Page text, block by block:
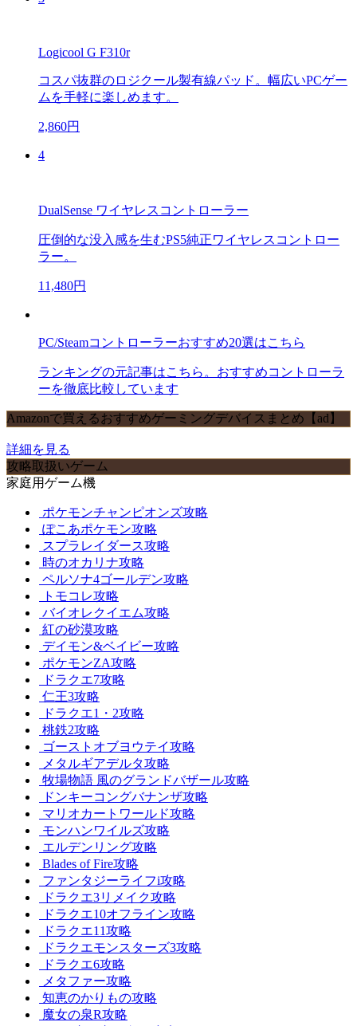
Logicool G F310r
コスパ抜群のロジクール製有線パッド。幅広いPCゲー
ムを手軽に楽しめます。
2,860円
4
DualSense ワイヤレスコントローラー
圧倒的な没入感を生むPS5純正ワイヤレスコントロー
ラー。
11,480円
PC/Steamコントローラーおすすめ20選はこちら
ランキングの元記事はこちら。おすすめコントローラ
ーを徹底比較しています
Amazonで買えるおすすめゲーミングデバイスまとめ【ad】
詳細を見る
攻略取扱いゲーム
家庭用ゲーム機
ポケモンチャンピオンズ攻略
ぽこあポケモン攻略
スプラレイダース攻略
時のオカリナ攻略
ペルソナ4ゴールデン攻略
トモコレ攻略
バイオレクイエム攻略
紅の砂漠攻略
デイモン&ベイビー攻略
ポケモンZA攻略
ドラクエ7攻略
仁王3攻略
ドラクエ1・2攻略
桃鉄2攻略
ゴーストオブヨウテイ攻略
メタルギアデルタ攻略
牧場物語 風のグランドバザール攻略
ドンキーコングバナンザ攻略
マリオカートワールド攻略
モンハンワイルズ攻略
エルデンリング攻略
Blades of Fire攻略
ファンタジーライフi攻略
ドラクエ3リメイク攻略
ドラクエ10オフライン攻略
ドラクエ11攻略
ドラクエモンスターズ3攻略
ドラクエ6攻略
メタファー攻略
知恵のかりもの攻略
魔女の泉R攻略